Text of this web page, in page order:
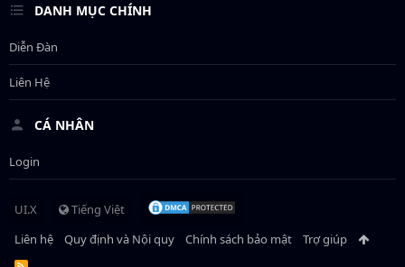
DANH MỤC CHÍNH
Diễn Đàn
Liên Hệ
CÁ NHÂN
Login
UI.X
Tiếng Việt
Liên hệ
Quy định và Nội quy Chính sách bảo mật Trợ giúp